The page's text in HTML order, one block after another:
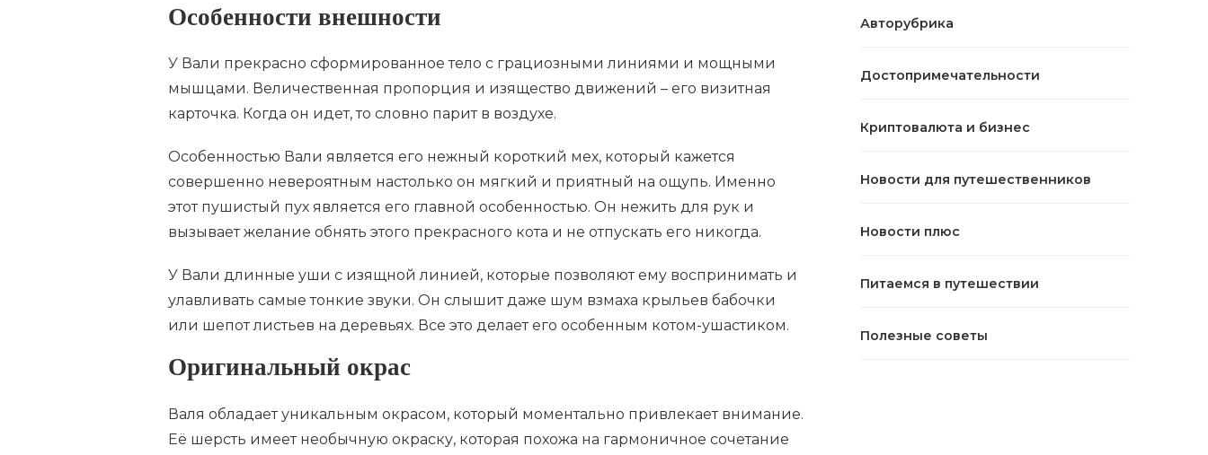
Особенности внешности
У Вали прекрасно сформированное тело с грациозными линиями и мощными
мышцами. Величественная пропорция и изящество движений – его визитная
карточка. Когда он идет, то словно парит в воздухе.
Особенностью Вали является его нежный короткий мех, который кажется
совершенно невероятным настолько он мягкий и приятный на ощупь. Именно
этот пушистый пух является его главной особенностью. Он нежить для рук и
вызывает желание обнять этого прекрасного кота и не отпускать его никогда.
У Вали длинные уши с изящной линией, которые позволяют ему воспринимать и
улавливать самые тонкие звуки. Он слышит даже шум взмаха крыльев бабочки
или шепот листьев на деревьях. Все это делает его особенным котом-ушастиком.
Оригинальный окрас
Валя обладает уникальным окрасом, который моментально привлекает внимание.
Её шерсть имеет необычную окраску, которая похожа на гармоничное сочетание
Авторубрика
Достопримечательности
Криптовалюта и бизнес
Новости для путешественников
Новости плюс
Питаемся в путешествии
Полезные советы